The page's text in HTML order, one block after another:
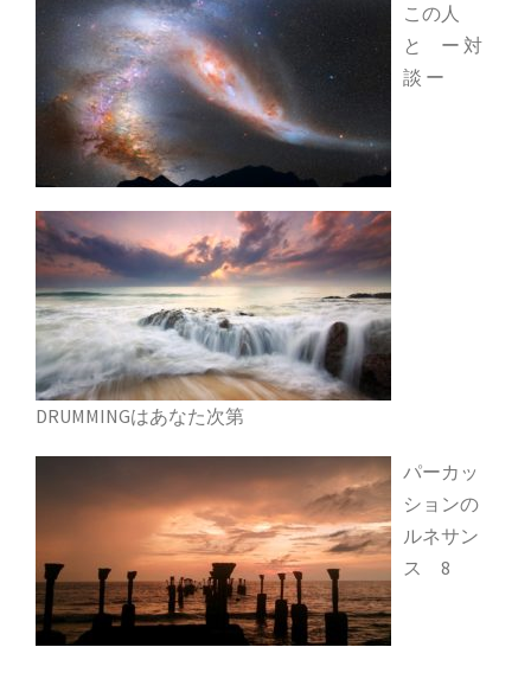
この人
と ー 対
談 ー
DRUMMINGはあなた次第
パーカッ
ションの
ルネサン
ス 8